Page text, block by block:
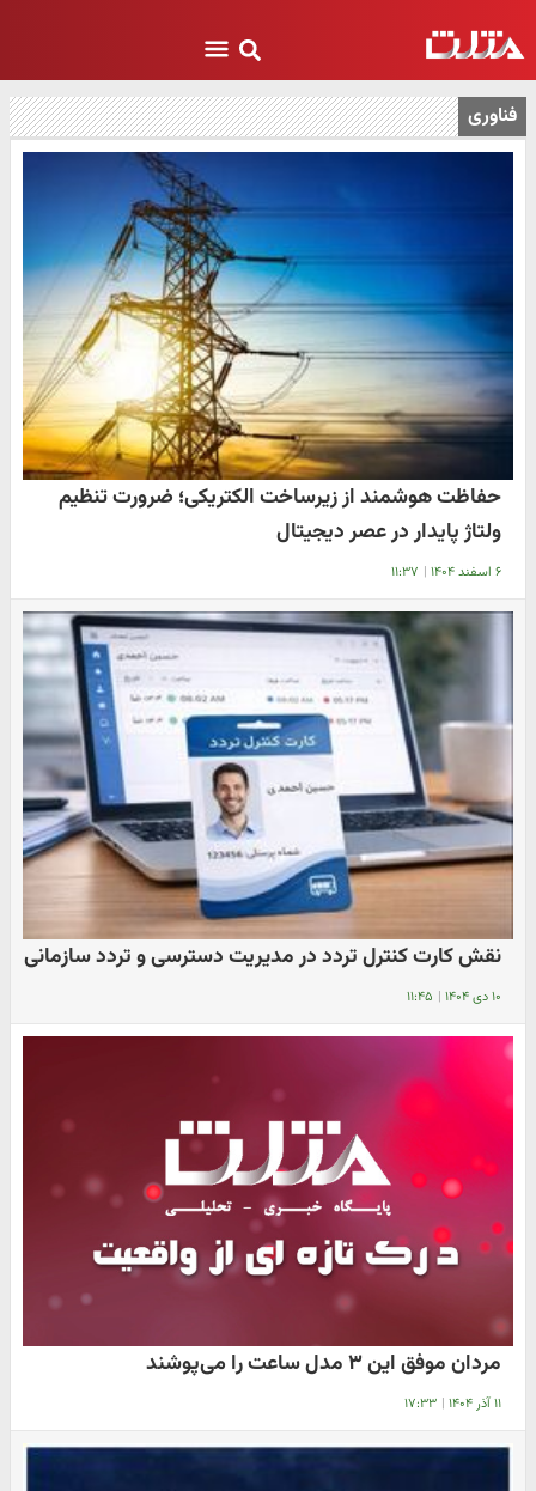
فناوری
حفاظت هوشمند از زیرساخت الکتریکی؛ ضرورت تنظیم
ولتاژ پایدار در عصر دیجیتال
۶ اسفند ۱۴۰۴ | ۱۱:۳۷
نقش کارت کنترل تردد در مدیریت دسترسی و تردد سازمانی
۱۰ دی ۱۴۰۴ | ۱۱:۴۵
مردان موفق این ۳ مدل ساعت را می‌پوشند
۱۱ آذر ۱۴۰۴ | ۱۷:۳۳